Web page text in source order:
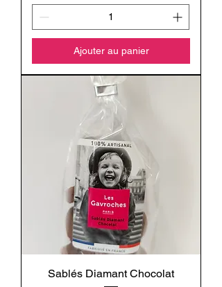
Ajouter au panier
Sablés Diamant Chocolat